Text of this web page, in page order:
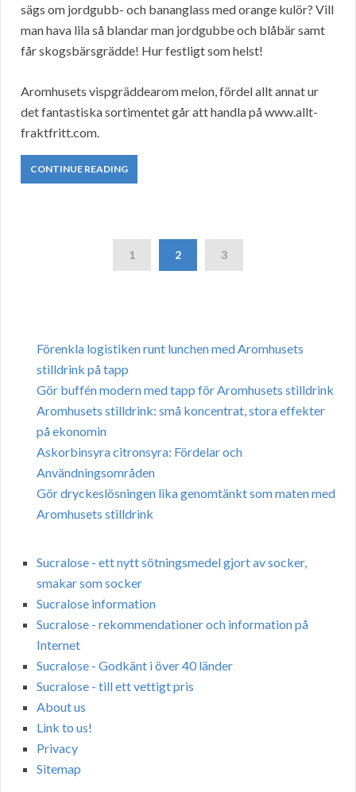
sägs om jordgubb- och bananglass med orange kulör? Vill
man hava lila så blandar man jordgubbe och blåbär samt
får skogsbärsgrädde! Hur festligt som helst!
Aromhusets vispgräddearom melon, fördel allt annat ur
det fantastiska sortimentet går att handla på www.allt-
fraktfritt.com.
CONTINUE READING
1 2 3
Förenkla logistiken runt lunchen med Aromhusets
stilldrink på tapp
Gör buffén modern med tapp för Aromhusets stilldrink
Aromhusets stilldrink: små koncentrat, stora effekter
på ekonomin
Askorbinsyra citronsyra: Fördelar och
Användningsområden
Gör dryckeslösningen lika genomtänkt som maten med
Aromhusets stilldrink
Sucralose - ett nytt sötningsmedel gjort av socker,
smakar som socker
Sucralose information
Sucralose - rekommendationer och information på
Internet
Sucralose - Godkänt i över 40 länder
Sucralose - till ett vettigt pris
About us
Link to us!
Privacy
Sitemap